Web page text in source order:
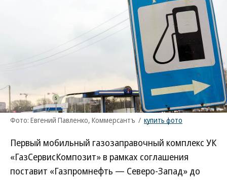
Фото: Евгений Павленко, Коммерсантъ / купить фото
Первый мобильный газозаправочный комплекс УК
«ГазСервисКомпозит» в рамках соглашения
поставит «Газпромнефть — Северо-Запад» до